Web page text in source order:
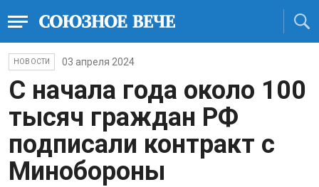
НОВОСТИ 03 апреля 2024
С начала года около 100
тысяч граждан РФ
подписали контракт с
Минобороны